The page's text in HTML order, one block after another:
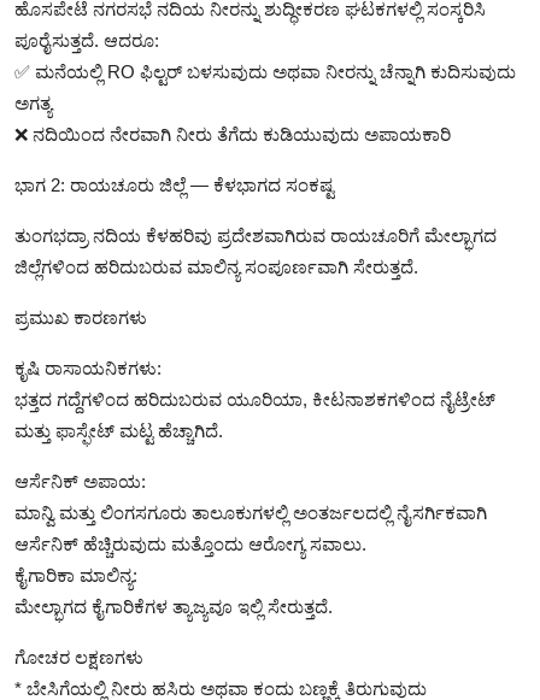
ಹೊಸಪೇಟೆ ನಗರಸಭೆ ನದಿಯ ನೀರನ್ನು ಶುದ್ಧೀಕರಣ ಘಟಕಗಳಲ್ಲಿ ಸಂಸ್ಕರಿಸಿ
ಪೂರೈಸುತ್ತದೆ. ಆದರೂ:
✅ ಮನೆಯಲ್ಲಿ RO ಫಿಲ್ಟರ್ ಬಳಸುವುದು ಅಥವಾ ನೀರನ್ನು ಚೆನ್ನಾಗಿ ಕುದಿಸುವುದು
ಅಗತ್ಯ
❌ ನದಿಯಿಂದ ನೇರವಾಗಿ ನೀರು ತೆಗೆದು ಕುಡಿಯುವುದು ಅಪಾಯಕಾರಿ
ಭಾಗ 2: ರಾಯಚೂರು ಜಿಲ್ಲೆ — ಕೆಳಭಾಗದ ಸಂಕಷ್ಟ
ತುಂಗಭದ್ರಾ ನದಿಯ ಕೆಳಹರಿವು ಪ್ರದೇಶವಾಗಿರುವ ರಾಯಚೂರಿಗೆ ಮೇಲ್ಭಾಗದ
ಜಿಲ್ಲೆಗಳಿಂದ ಹರಿದುಬರುವ ಮಾಲಿನ್ಯ ಸಂಪೂರ್ಣವಾಗಿ ಸೇರುತ್ತದೆ.
ಪ್ರಮುಖ ಕಾರಣಗಳು
ಕೃಷಿ ರಾಸಾಯನಿಕಗಳು:
ಭತ್ತದ ಗದ್ದೆಗಳಿಂದ ಹರಿದುಬರುವ ಯೂರಿಯಾ, ಕೀಟನಾಶಕಗಳಿಂದ ನೈಟ್ರೇಟ್
ಮತ್ತು ಫಾಸ್ಫೇಟ್ ಮಟ್ಟ ಹೆಚ್ಚಾಗಿದೆ.
ಆರ್ಸೆನಿಕ್ ಅಪಾಯ:
ಮಾನ್ವಿ ಮತ್ತು ಲಿಂಗಸಗೂರು ತಾಲೂಕುಗಳಲ್ಲಿ ಅಂತರ್ಜಲದಲ್ಲಿ ನೈಸರ್ಗಿಕವಾಗಿ
ಆರ್ಸೆನಿಕ್ ಹೆಚ್ಚಿರುವುದು ಮತ್ತೊಂದು ಆರೋಗ್ಯ ಸವಾಲು.
ಕೈಗಾರಿಕಾ ಮಾಲಿನ್ಯ:
ಮೇಲ್ಭಾಗದ ಕೈಗಾರಿಕೆಗಳ ತ್ಯಾಜ್ಯವೂ ಇಲ್ಲಿ ಸೇರುತ್ತದೆ.
ಗೋಚರ ಲಕ್ಷಣಗಳು
* ಬೇಸಿಗೆಯಲ್ಲಿ ನೀರು ಹಸಿರು ಅಥವಾ ಕಂದು ಬಣ್ಣಕ್ಕೆ ತಿರುಗುವುದು